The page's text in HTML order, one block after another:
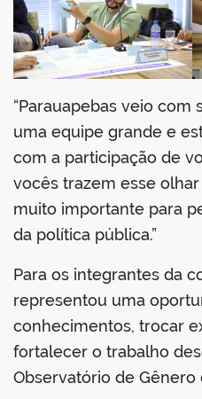
“Parauapebas veio com
uma equipe grande e
com a participação de
vocês trazem esse
muito importante para
da política pública.”
Para os integrantes da
representou uma
conhecimentos, trocar
fortalecer o trabalho
Observatório de Gênero